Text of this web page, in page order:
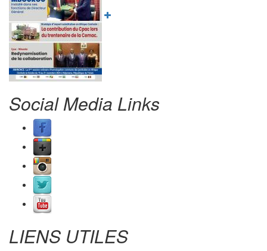
Social Media Links
LIENS UTILES